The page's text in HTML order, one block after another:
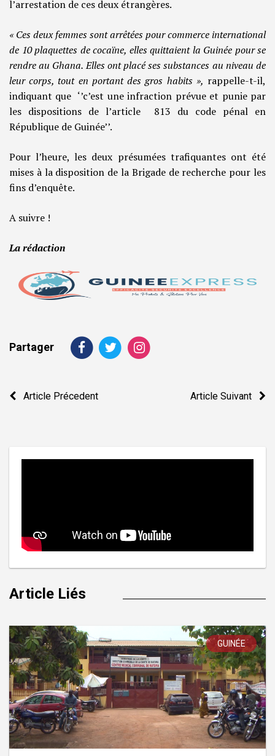
l’arrestation de ces deux étrangères.
« Ces deux femmes sont arrêtées pour commerce international
de 10 plaquettes de cocaïne, elles quittaient la Guinée pour se
rendre au Ghana. Elles ont placé ses substances au niveau de
leur corps, tout en portant des gros habits », rappelle-t-il,
indiquant que ‘’c’est une infraction prévue et punie par
les dispositions de l’article 813 du code pénal en
République de Guinée’’.
Pour l’heure, les deux présumées trafiquantes ont été
mises à la disposition de la Brigade de recherche pour les
fins d’enquête.
A suivre !
La rédaction
Partager
Navigation
Article Précedent Article Suivant
Article Liés
GUINÉE